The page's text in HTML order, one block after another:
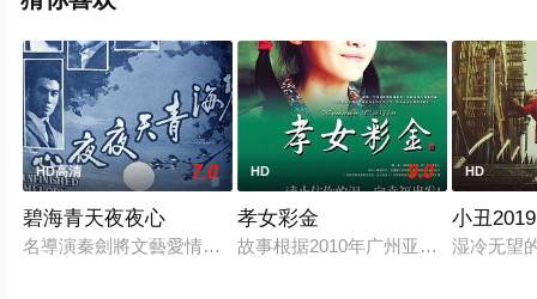
HD高清 7.0
碧海青天夜夜心
名導演秦劍將文藝愛情片加入了精神心理元素，破格又神秘。
HD 9.0
孝女彩金
故事根据2010年广州亚运会火炬手
HD
小丑2019
湿冷无望